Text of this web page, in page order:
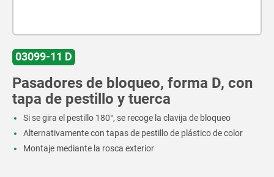
03099-11 D
Pasadores de bloqueo, forma D, con
tapa de pestillo y tuerca
Si se gira el pestillo 180°, se recoge la clavija de bloqueo
Alternativamente con tapas de pestillo de plástico de color
Montaje mediante la rosca exterior